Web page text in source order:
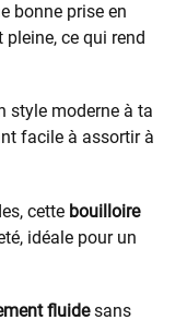
bonne prise en
ce qui rend
style moderne à ta
facile à assortir à
cette bouilloire
idéale pour un
fluidesans